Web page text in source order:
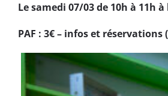
Le samedi 07/03 de 10h à 11h
PAF : 3€ – infos et